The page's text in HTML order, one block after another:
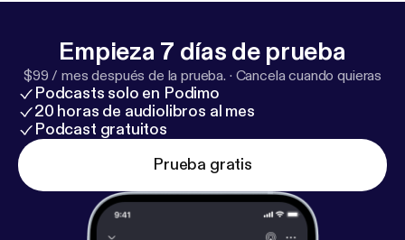
Empieza 7 días de prueba
$99 / mes después de la prueba. · Cancela cuando quieras
Podcasts solo en Podimo
20 horas de audiolibros al mes
Podcast gratuitos
Prueba gratis